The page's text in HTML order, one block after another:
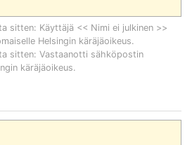
sitten: Käyttäjä << Nimi ei julkinen >>
Helsingin käräjäoikeus.
sitten: Vastaanotti sähköpostin
käräjäoikeus.